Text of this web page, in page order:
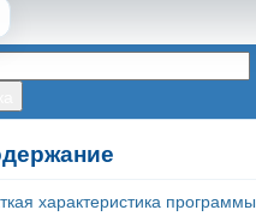
характеристика программы